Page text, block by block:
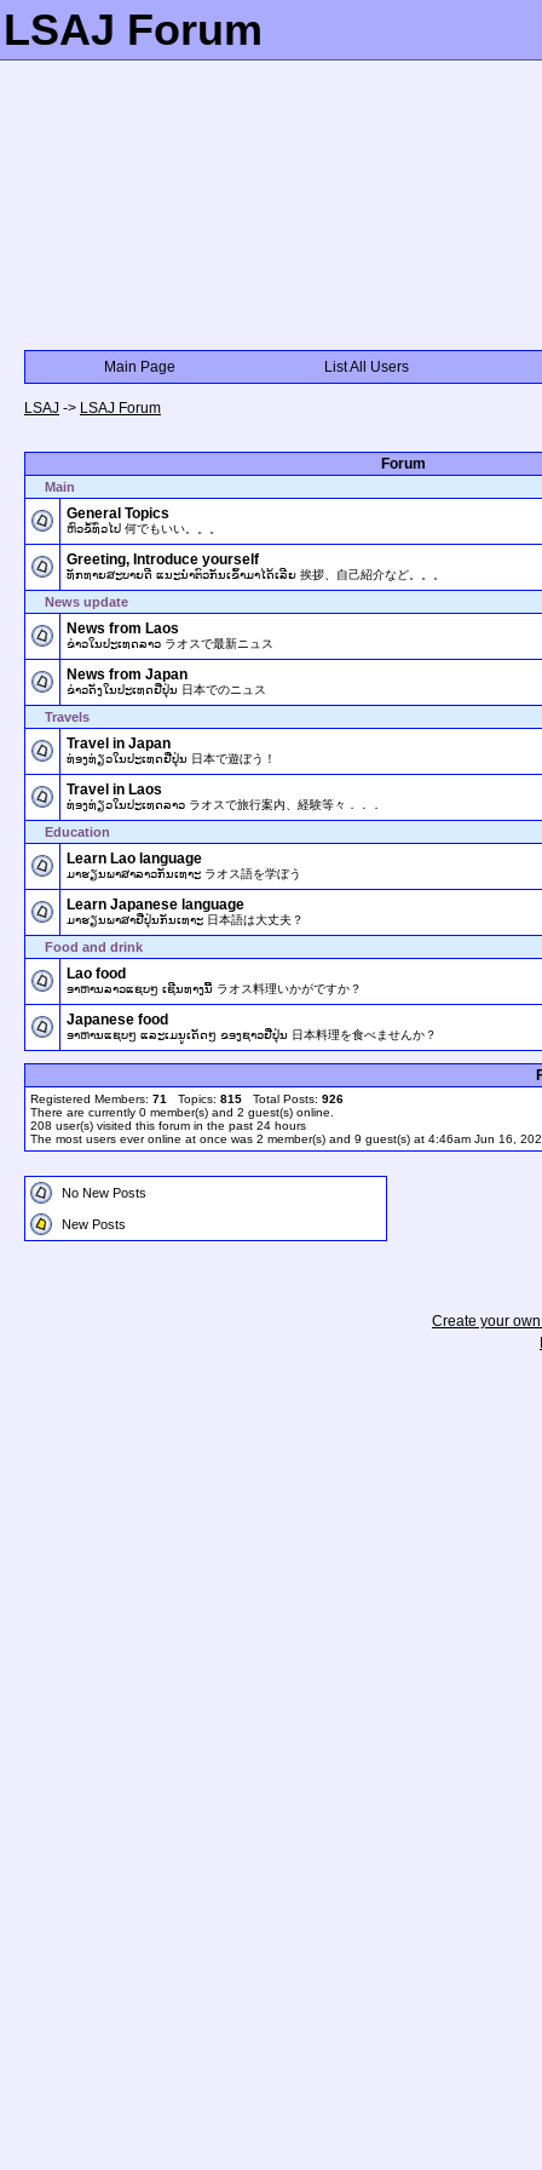
LSAJ Forum
Main Page List All Users
LSAJ -> LSAJ Forum
Forum
Main
General Topics
ຫົວຂໍ້ທົ່ວໄປ 何でもいい。。。
Greeting, Introduce yourself
ທັກທາຍສະບາຍດີ ແນະນໍາຕົວກັນເຂົ້າມາໄດ້ເລີຍ 挨拶、自己紹介など。。。
News update
News from Laos
ຂ່າວໃນປະເທດລາວ ラオスで最新ニュス
News from Japan
ຂ່າວດັງໃນປະເທດຢີ່ປຸ່ນ 日本でのニュス
Travels
Travel in Japan
ທ່ອງທ່ຽວໃນປະເທດຢີ່ປຸ່ນ 日本で遊ぼう！
Travel in Laos
ທ່ອງທ່ຽວໃນປະເທດລາວ ラオスで旅行案内、経験等々．．．
Education
Learn Lao language
ມາຮຽນພາສາລາວກັນເທາະ ラオス語を学ぼう
Learn Japanese language
ມາຮຽນພາສາຢີ່ປຸ່ນກັນເທາະ 日本語は大丈夫？
Food and drink
Lao food
ອາຫານລາວແຊບໆ ເຊີນທາງນີ້ ラオス料理いかがですか？
Japanese food
ອາຫານແຊບໆ ແລະເມນູເດັດໆ ຂອງຊາວຢີ່ປຸ່ນ 日本料理を食べませんか？
Registered Members: 71 Topics: 815 Total Posts: 926
There are currently 0 member(s) and 2 guest(s) online
208 user(s) visited this forum in the past 24 hours
The most users ever online at once was 2 member(s) and 9 guest(s) at 4:46am Jun 16,
No New Posts
New Posts
Create your